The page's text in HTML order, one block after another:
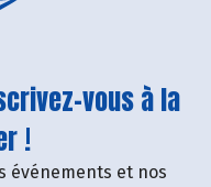
vous à la
!
événements et nos